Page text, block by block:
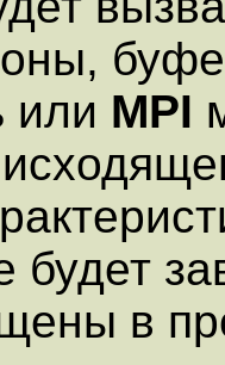
или MРI
будет
в